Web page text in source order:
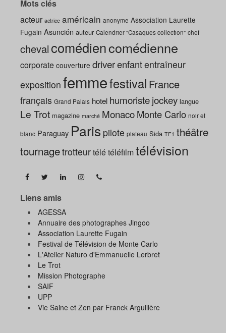
Mots clés
acteur actrice américain anonyme Association Laurette
Fugain Asunción auteur Calendrier "Casaques collection" chef
chevalcomédiencomédienne
corporate couverture driverenfantentraîneur
exposition femmefestival France
français Grand Palais hotel humoristejockey langue
Le Trot magazine marché MonacoMonte Carlo noir et
blanc Paraguay Paris pilote plateau Sida TF1 théâtre
tournagetrotteurtélétéléfilmtélévision
Liens amis
AGESSA
Annuaire des photographes Jingoo
Association Laurette Fugain
Festival de Télévision de Monte Carlo
L'Atelier Naturo d'Emmanuelle Lerbret
Le Trot
Mission Photographe
SAIF
UPP
Vie Saine et Zen par Franck Arguillère